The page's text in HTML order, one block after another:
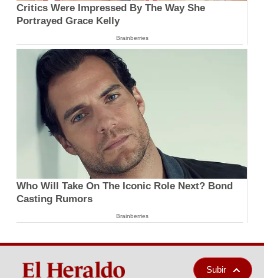
Critics Were Impressed By The Way She
Portrayed Grace Kelly
Brainberries
Who Will Take On The Iconic Role Next? Bond
Casting Rumors
Brainberries
Subir